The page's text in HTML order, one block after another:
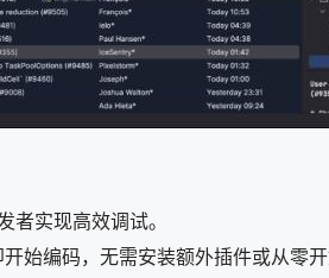
实现高效调试。
始编码，无需安装额外插件或从零开